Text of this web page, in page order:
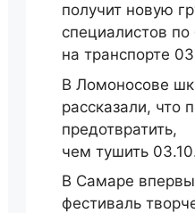
получит новую
специалистов по
на транспорте
В Ломоносове
рассказали, что
предотвратить,
чем тушить
В Самаре
фестиваль